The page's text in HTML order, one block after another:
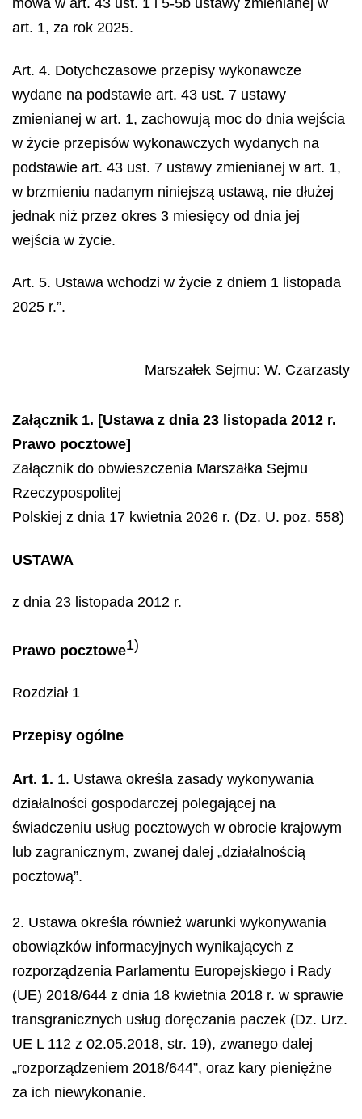
mowa w art. 43 ust. 1 i 5-5b ustawy zmienianej w
art. 1, za rok 2025.
Art. 4. Dotychczasowe przepisy wykonawcze
wydane na podstawie art. 43 ust. 7 ustawy
zmienianej w art. 1, zachowują moc do dnia wejścia
w życie przepisów wykonawczych wydanych na
podstawie art. 43 ust. 7 ustawy zmienianej w art. 1,
w brzmieniu nadanym niniejszą ustawą, nie dłużej
jednak niż przez okres 3 miesięcy od dnia jej
wejścia w życie.
Art. 5. Ustawa wchodzi w życie z dniem 1 listopada
2025 r.”.
Marszałek Sejmu: W. Czarzasty
Załącznik 1. [Ustawa z dnia 23 listopada 2012 r.
Prawo pocztowe]
Załącznik do obwieszczenia Marszałka Sejmu
Rzeczypospolitej
Polskiej z dnia 17 kwietnia 2026 r. (Dz. U. poz. 558)
USTAWA
z dnia 23 listopada 2012 r.
Prawo pocztowe1)
Rozdział 1
Przepisy ogólne
Art. 1. 1. Ustawa określa zasady wykonywania
działalności gospodarczej polegającej na
świadczeniu usług pocztowych w obrocie krajowym
lub zagranicznym, zwanej dalej „działalnością
pocztową”.
2. Ustawa określa również warunki wykonywania
obowiązków informacyjnych wynikających z
rozporządzenia Parlamentu Europejskiego i Rady
(UE) 2018/644 z dnia 18 kwietnia 2018 r. w sprawie
transgranicznych usług doręczania paczek (Dz. Urz.
UE L 112 z 02.05.2018, str. 19), zwanego dalej
„rozporządzeniem 2018/644”, oraz kary pieniężne
za ich niewykonanie.